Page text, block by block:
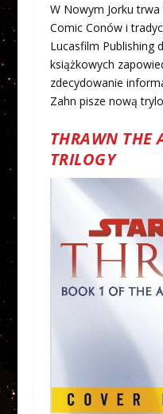
W Nowym Jorku trwa
Comic Conów i
Lucasfilm Publishing
książkowych
zdecydowanie
Zahn pisze nową
THRAWN THE
TRILOGY